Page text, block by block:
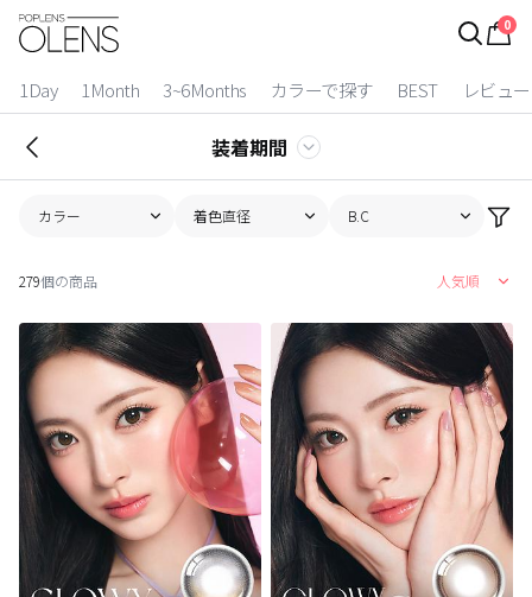
0
1Day 1Month 3~6Months カラーで探す BEST レビュー
ログイン
カラコン比較
今月限定特典
ベスト
カラコン
装着期間
2 Weeks
1 Month
3~6 Months
よりどりキット
カラー
ブラウン
チョコ
装着期間
カラー 着色直径 B.C
279個の商品 人気順